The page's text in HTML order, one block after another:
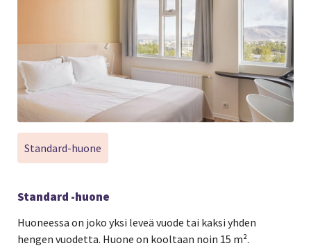
Standard-huone
Standard -huone
Huoneessa on joko yksi leveä vuode tai kaksi yhden
hengen vuodetta. Huone on kooltaan noin 15 m².